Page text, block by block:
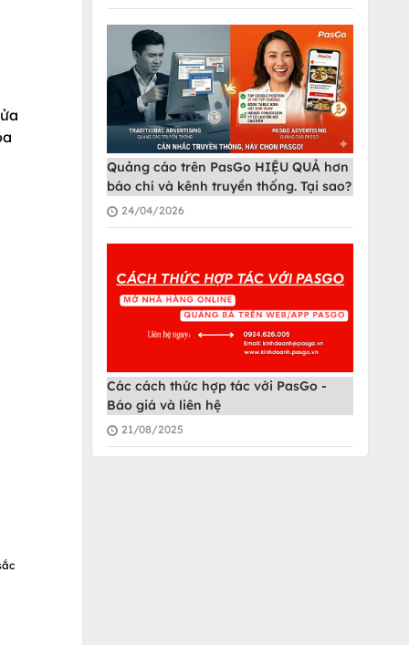
Quảng cáo trên PasGo HIỆU QUẢ hơn
báo chí và kênh truyền thống. Tại sao?
24/04/2026
Các cách thức hợp tác với PasGo -
Báo giá và liên hệ
21/08/2025